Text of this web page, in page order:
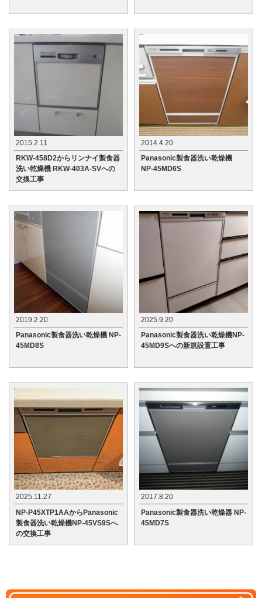
2015.2.11
RKW-458D2からリンナイ製食器
洗い乾燥機 RKW-403A-SVへの
交換工事
2014.4.20
Panasonic製食器洗い乾燥機
NP-45MD6S
2019.2.20
Panasonic製食器洗い乾燥機 NP-
45MD8S
2025.9.20
Panasonic製食器洗い乾燥機NP-
45MD9Sへの新規設置工事
2025.11.27
NP-P45XTP1AAからPanasonic
製食器洗い乾燥機NP-45VS9Sへ
の交換工事
2017.8.20
Panasonic製食器洗い乾燥器 NP-
45MD7S